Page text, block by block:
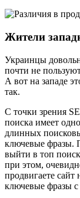
Жители
Украинцы
почти не
А вот на западе
так.
С точки зрения
поиска имеет
длинных
ключевые фразы.
выйти в топ
при этом,
продвигаете
ключевые фразы